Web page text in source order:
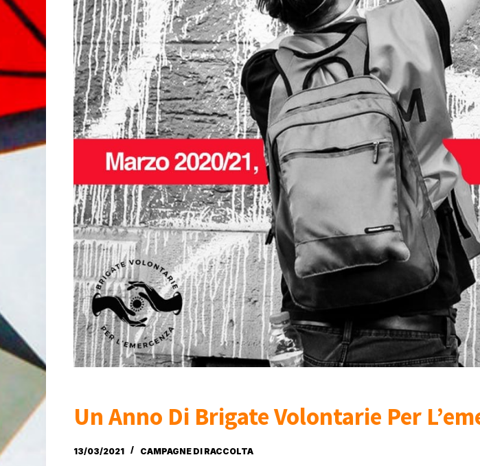
Un Anno Di Brigate Volontarie Per
13/03/2021 CAMPAGNE DI RACCOLTA